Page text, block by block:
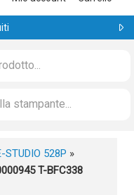
STUDIO 528P »
T-BFC338